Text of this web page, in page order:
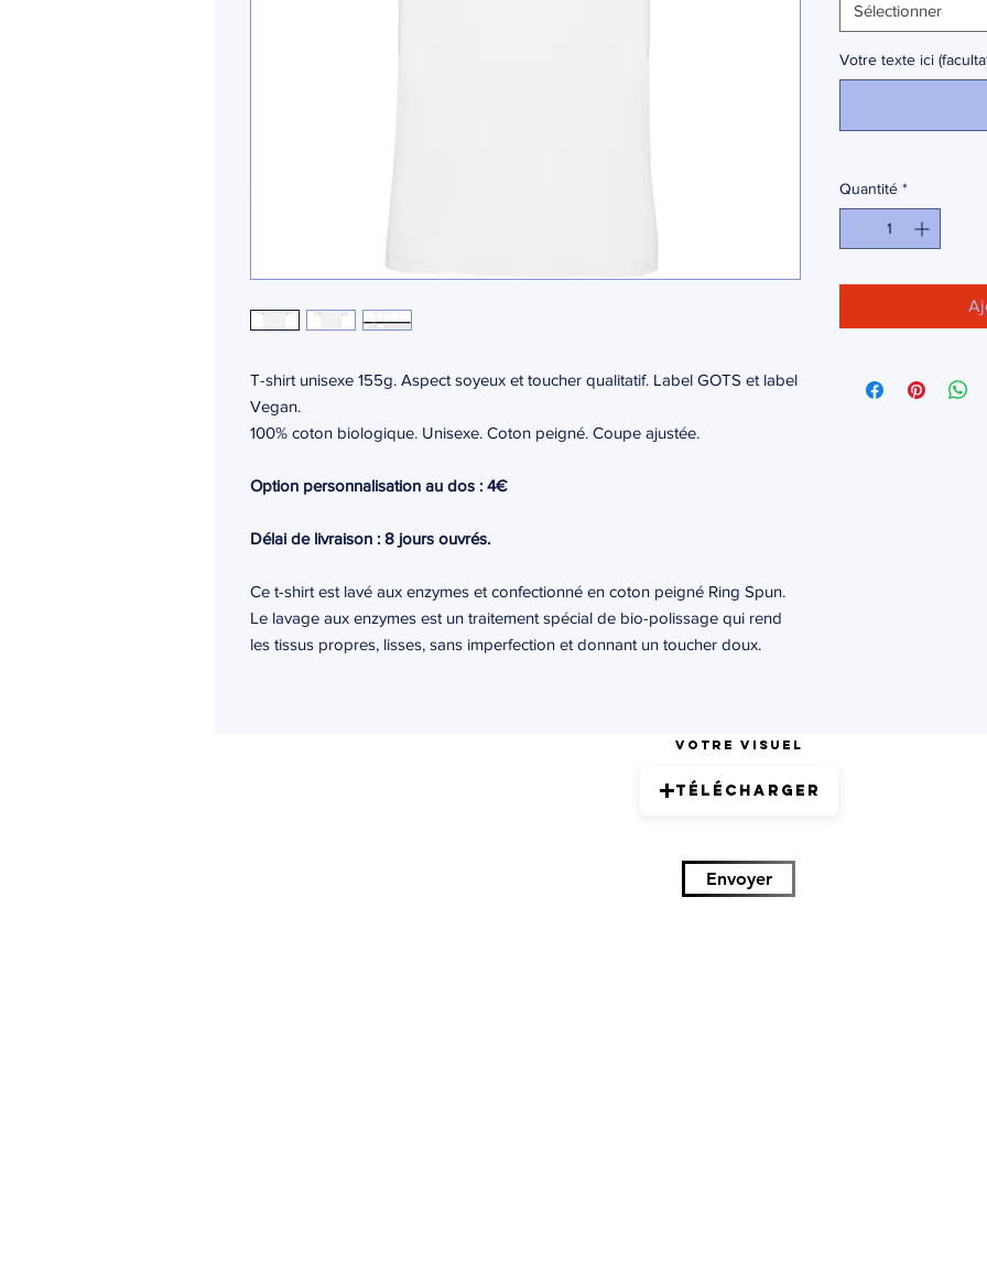
T-shirt unisexe 155g. Aspect soyeux et toucher qualitatif. Label GOTS et label
Vegan.
100% coton biologique. Unisexe. Coton peigné. Coupe ajustée.
Option personnalisation au dos : 4€
Délai de livraison : 8 jours ouvrés.
Ce t-shirt est lavé aux enzymes et confectionné en coton peigné Ring Spun.
Le lavage aux enzymes est un traitement spécial de bio-polissage qui rend
les tissus propres, lisses, sans imperfection et donnant un toucher doux.
Sélectionner
Votre texte ici
Quantité *
Votre visuel
Télécharger
Envoyer